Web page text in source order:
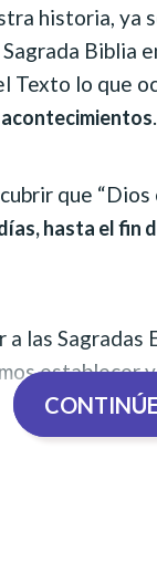
historia, ya
Biblia
Texto lo que
.
que
hasta el fin
las
establecer
el Cielo, como
CONTINÚE